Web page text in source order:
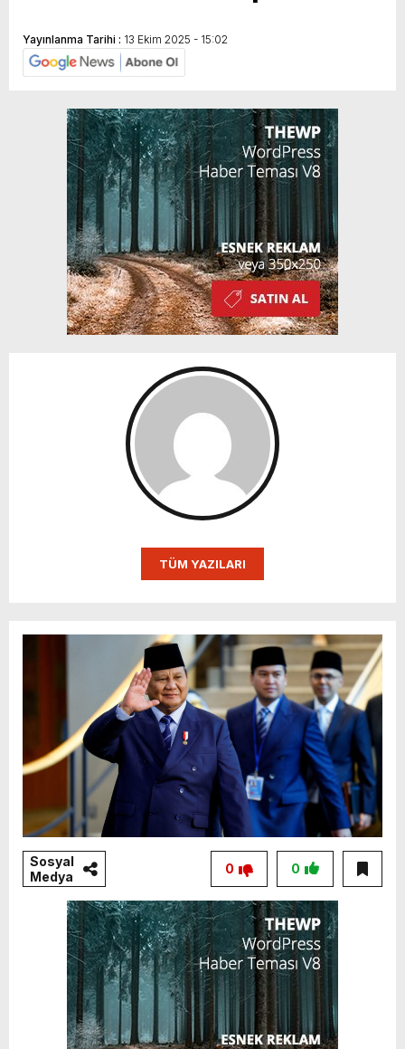
Yayınlanma Tarihi : 13 Ekim 2025 - 15:02
TÜM YAZILARI
Sosyal
Medya
0
0